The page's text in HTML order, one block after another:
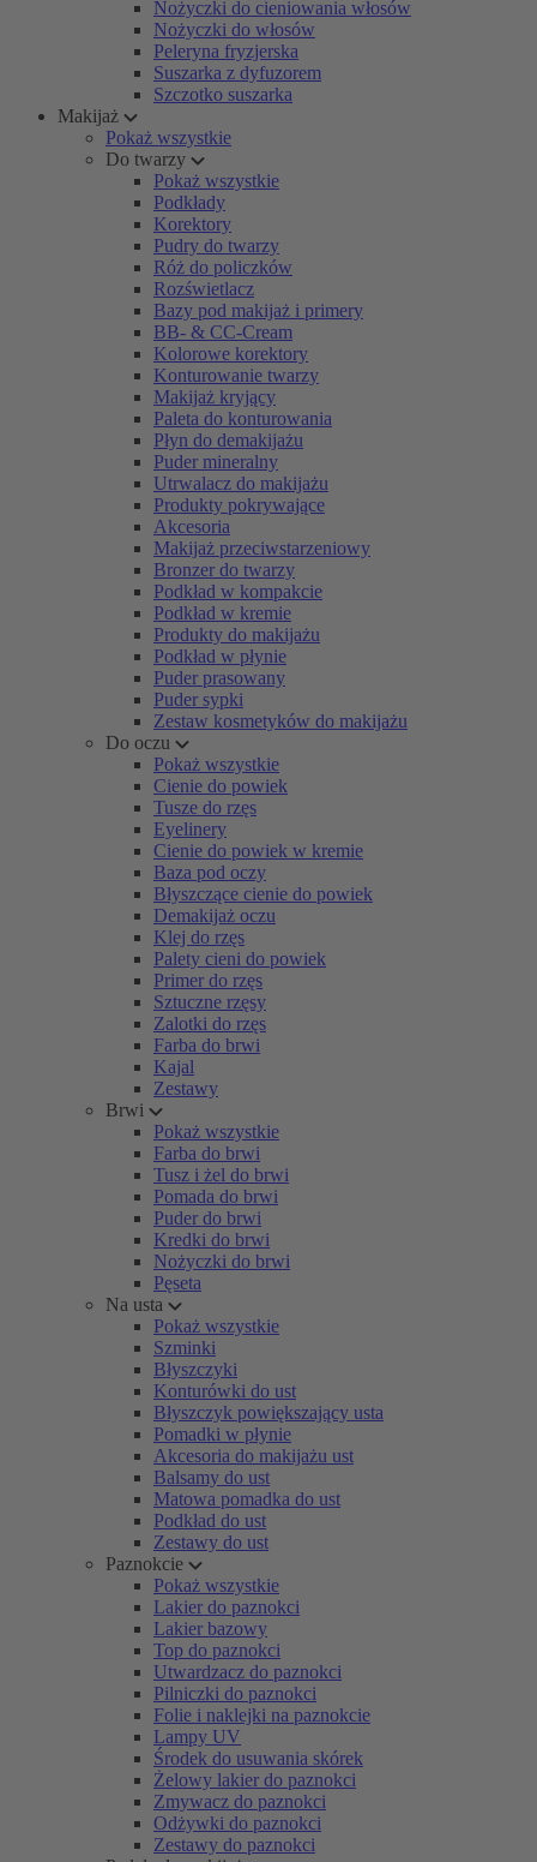
Nożyczki do cieniowania włosów
Nożyczki do włosów
Peleryna fryzjerska
Suszarka z dyfuzorem
Szczotko suszarka
Makijaż
Pokaż wszystkie
Do twarzy
Pokaż wszystkie
Podkłady
Korektory
Pudry do twarzy
Róż do policzków
Rozświetlacz
Bazy pod makijaż i primery
BB- & CC-Cream
Kolorowe korektory
Konturowanie twarzy
Makijaż kryjący
Paleta do konturowania
Płyn do demakijażu
Puder mineralny
Utrwalacz do makijażu
Produkty pokrywające
Akcesoria
Makijaż przeciwstarzeniowy
Bronzer do twarzy
Podkład w kompakcie
Podkład w kremie
Produkty do makijażu
Podkład w płynie
Puder prasowany
Puder sypki
Zestaw kosmetyków do makijażu
Do oczu
Pokaż wszystkie
Cienie do powiek
Tusze do rzęs
Eyelinery
Cienie do powiek w kremie
Baza pod oczy
Błyszczące cienie do powiek
Demakijaż oczu
Klej do rzęs
Palety cieni do powiek
Primer do rzęs
Sztuczne rzęsy
Zalotki do rzęs
Farba do brwi
Kajal
Zestawy
Brwi
Pokaż wszystkie
Farba do brwi
Tusz i żel do brwi
Pomada do brwi
Puder do brwi
Kredki do brwi
Nożyczki do brwi
Pęseta
Na usta
Pokaż wszystkie
Szminki
Błyszczyki
Konturówki do ust
Błyszczyk powiększający usta
Pomadki w płynie
Akcesoria do makijażu ust
Balsamy do ust
Matowa pomadka do ust
Podkład do ust
Zestawy do ust
Paznokcie
Pokaż wszystkie
Lakier do paznokci
Lakier bazowy
Top do paznokci
Utwardzacz do paznokci
Pilniczki do paznokci
Folie i naklejki na paznokcie
Lampy UV
Środek do usuwania skórek
Żelowy lakier do paznokci
Zmywacz do paznokci
Odżywki do paznokci
Zestawy do paznokci